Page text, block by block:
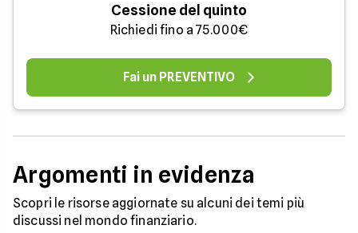
Cessione del quinto
Richiedi fino a 75.000€
Fai un PREVENTIVO
Argomenti in evidenza
Scopri le risorse aggiornate su alcuni dei temi più
discussi nel mondo finanziario.